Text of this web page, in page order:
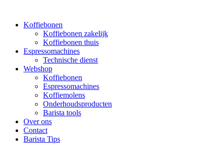
Koffiebonen
Koffiebonen zakelijk
Koffiebonen thuis
Espressomachines
Technische dienst
Webshop
Koffiebonen
Espressomachines
Koffiemolens
Onderhoudsproducten
Barista tools
Over ons
Contact
Barista Tips